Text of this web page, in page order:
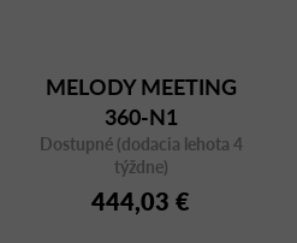
MELODY MEETING
360-N1
Dostupné (dodacia lehota 4
týždne)
444,03 €